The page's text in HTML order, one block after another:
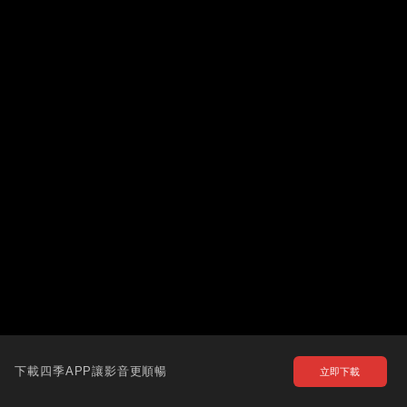
下載四季APP讓影音更順暢 立即下載